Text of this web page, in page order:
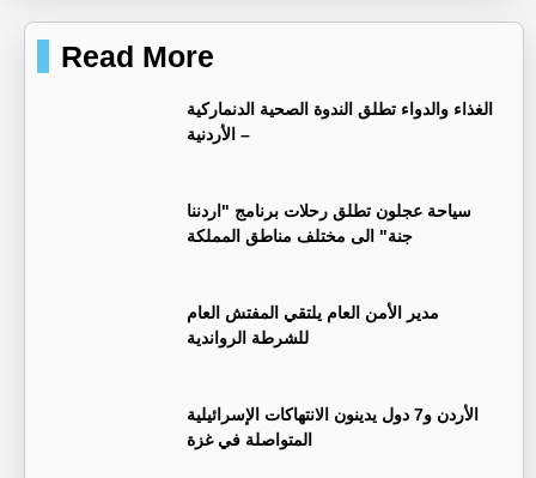
Read More
الغذاء والدواء تطلق الندوة الصحية الدنماركية
– الأردنية
سياحة عجلون تطلق رحلات برنامج "اردننا
جنة" الى مختلف مناطق المملكة
مدير الأمن العام يلتقي المفتش العام
للشرطة الرواندية
الأردن و7 دول يدينون الانتهاكات الإسرائيلية
المتواصلة في غزة